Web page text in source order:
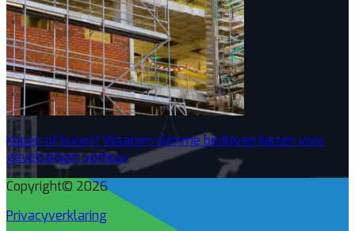
Kopen of huren? Waarom slimme bedrijven kiezen voor
gevelsteiger verhuur
Copyright© 2026
Privacyverklaring